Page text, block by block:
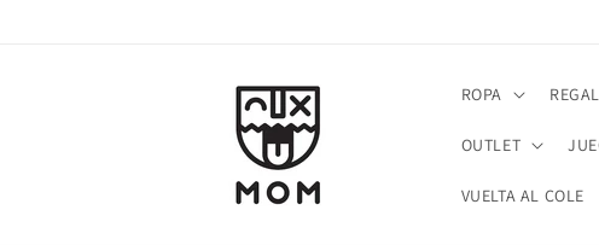
ROPA
OUTLET
VUELTA AL COLE